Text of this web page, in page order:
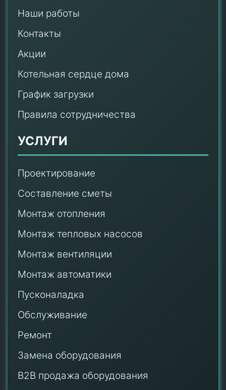
Наши работы
Контакты
Акции
Котельная сердце дома
График загрузки
Правила сотрудничества
УСЛУГИ
Проектирование
Составление сметы
Монтаж отопления
Монтаж тепловых насосов
Монтаж вентиляции
Монтаж автоматики
Пусконаладка
Обслуживание
Ремонт
Замена оборудования
B2B продажа оборудования